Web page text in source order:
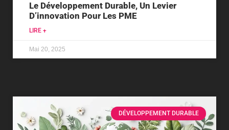
Le Développement Durable, Un Levier
D’innovation Pour Les PME
LIRE +
Mai 20, 2025
DÉVELOPPEMENT DURABLE